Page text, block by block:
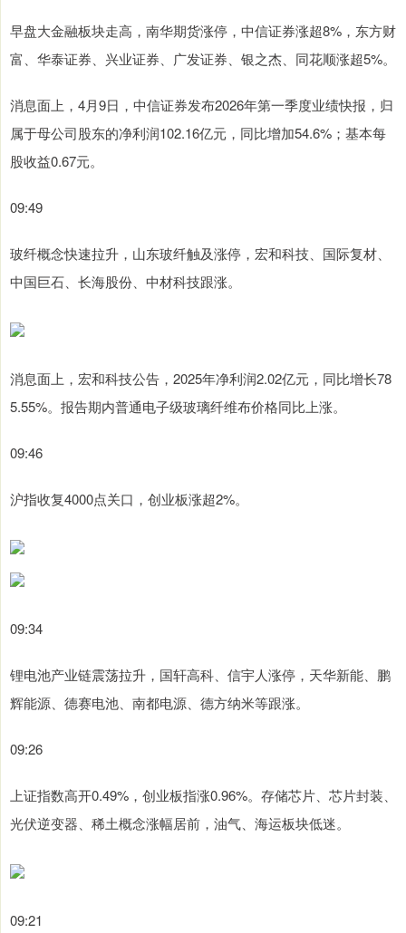
早盘大金融板块走高，南华期货涨停，中信证券涨超8%，东方财
富、华泰证券、兴业证券、广发证券、银之杰、同花顺涨超5%。
消息面上，4月9日，中信证券发布2026年第一季度业绩快报，归
属于母公司股东的净利润102.16亿元，同比增加54.6%；基本每
股收益0.67元。
09:49
玻纤概念快速拉升，山东玻纤触及涨停，宏和科技、国际复材、
中国巨石、长海股份、中材科技跟涨。
消息面上，宏和科技公告，2025年净利润2.02亿元，同比增长78
5.55%。报告期内普通电子级玻璃纤维布价格同比上涨。
09:46
沪指收复4000点关口，创业板涨超2%。
09:34
锂电池产业链震荡拉升，国轩高科、信宇人涨停，天华新能、鹏
辉能源、德赛电池、南都电源、德方纳米等跟涨。
09:26
上证指数高开0.49%，创业板指涨0.96%。存储芯片、芯片封装、
光伏逆变器、稀土概念涨幅居前，油气、海运板块低迷。
09:21